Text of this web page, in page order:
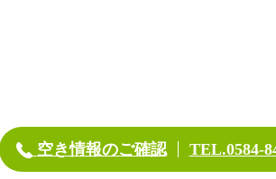
空き情報のご確認 TEL.0584-